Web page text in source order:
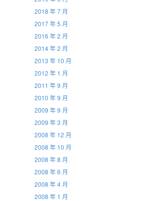
2018 年 7 月
2017 年 5 月
2016 年 2 月
2014 年 2 月
2013 年 10 月
2012 年 1 月
2011 年 9 月
2010 年 9 月
2009 年 9 月
2009 年 3 月
2008 年 12 月
2008 年 10 月
2008 年 8 月
2008 年 6 月
2008 年 4 月
2008 年 1 月